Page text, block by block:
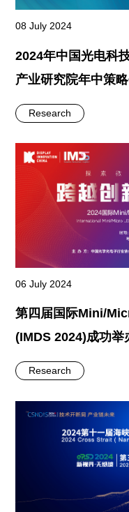
08 July 2024
2024年中国光电科
产业研究院年中策
Research
06 July 2024
第四届国际Mini/
(IMDS 2024)成功举
Research